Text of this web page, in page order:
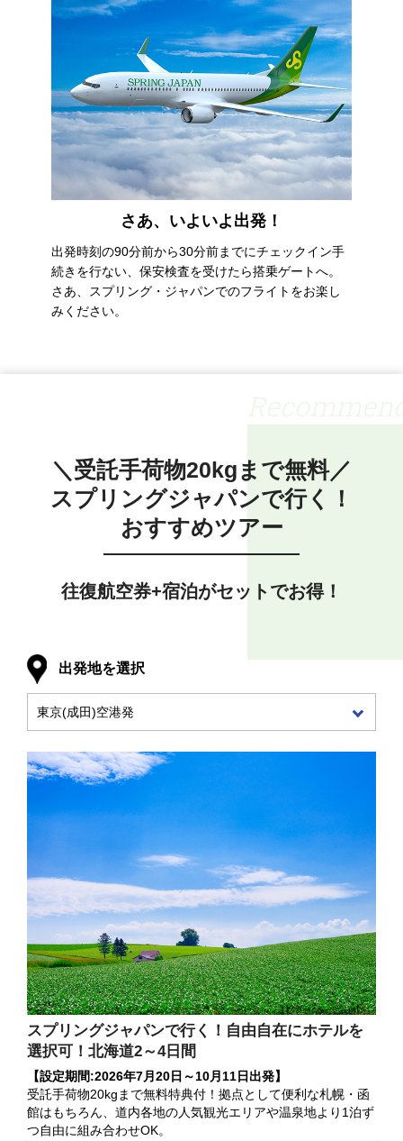
さあ、いよいよ出発！
出発時刻の90分前から30分前までにチェックイン手
続きを行ない、保安検査を受けたら搭乗ゲートへ。
さあ、スプリング・ジャパンでのフライトをお楽し
みください。
＼受託手荷物20kgまで無料／
スプリングジャパンで行く！
おすすめツアー
往復航空券+宿泊がセットでお得！
出発地を選択
スプリングジャパンで行く！自由自在にホテルを
選択可！北海道2～4日間
【設定期間:2026年7月20日～10月11日出発】
受託手荷物20kgまで無料特典付！拠点として便利な札幌・函
館はもちろん、道内各地の人気観光エリアや温泉地より1泊ず
つ自由に組み合わせOK。